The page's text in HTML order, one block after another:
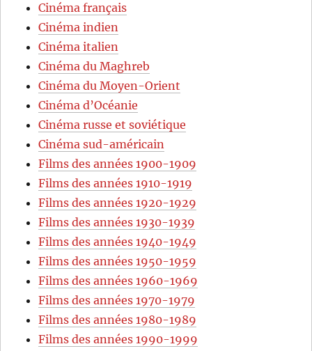
Cinéma français
Cinéma indien
Cinéma italien
Cinéma du Maghreb
Cinéma du Moyen-Orient
Cinéma d’Océanie
Cinéma russe et soviétique
Cinéma sud-américain
Films des années 1900-1909
Films des années 1910-1919
Films des années 1920-1929
Films des années 1930-1939
Films des années 1940-1949
Films des années 1950-1959
Films des années 1960-1969
Films des années 1970-1979
Films des années 1980-1989
Films des années 1990-1999